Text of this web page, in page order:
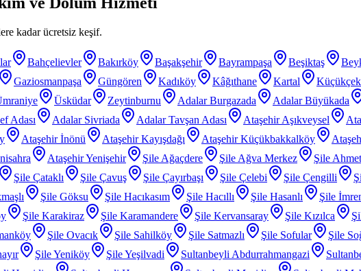
kadar ücretsiz keşif.
Bahçelievler Bakırköy Başakşehir Bayrampaşa Beşiktaş
Gaziosmanpaşa Güngören Kadıköy Kâğıthane Kartal
Üsküdar Zeytinburnu Adalar Burgazada Adalar Büyükada
Adası Adalar Sivriada Adalar Tavşan Adası Ataşehir Aşıkveysel
Ataşehir İnönü Ataşehir Kayışdağı Ataşehir Küçükbakkalköy
Ataşehir Yenişehir Şile Ağaçdere Şile Ağva Merkez Şile
Şile Çataklı Şile Çavuş Şile Çayırbaşı Şile Çelebi Şile Çengilli
Şile Göksu Şile Hacıkasım Şile Hacıllı Şile Hasanlı Şile
Şile Karakiraz Şile Karamandere Şile Kervansaray Şile Kızılca
Şile Ovacık Şile Sahilköy Şile Satmazlı Şile Sofular Şile
Şile Yeniköy Şile Yeşilvadi Sultanbeyli Abdurrahmangazi